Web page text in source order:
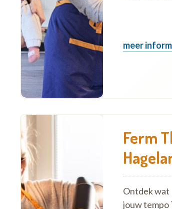
meer
Ferm
Ontdek wat
jouw tempo